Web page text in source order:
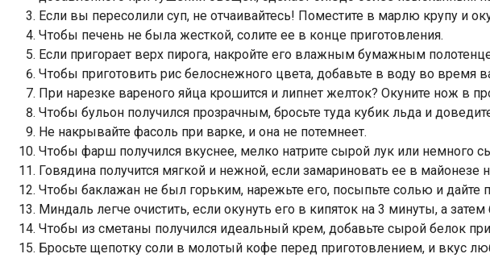
Если вы пересолили суп, не отчаивайтесь! Поместите в марлю крупу и
Чтобы печень не была жесткой, солите ее в конце приготовления.
Если пригорает верх пирога, накройте его влажным бумажным
Чтобы приготовить рис белоснежного цвета, добавьте в воду во время
При нарезке вареного яйца крошится и липнет желток? Окуните нож в
Чтобы бульон получился прозрачным, бросьте туда кубик льда и
Не накрывайте фасоль при варке, и она не потемнеет.
Чтобы фарш получился вкуснее, мелко натрите сырой лук или немного
Говядина получится мягкой и нежной, если замариновать ее в майонезе
Чтобы баклажан не был горьким, нарежьте его, посыпьте солью и дайте
Миндаль легче очистить, если окунуть его в кипяток на 3 минуты, а
Чтобы из сметаны получился идеальный крем, добавьте сырой белок
Бросьте щепотку соли в молотый кофе перед приготовлением, и вкус